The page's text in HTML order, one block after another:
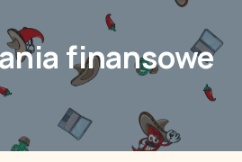
finansowe